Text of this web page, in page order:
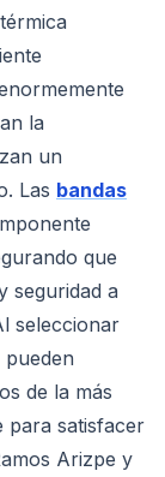
la
un
Las bandas
que
seguridad a
seleccionar
pueden
de la más
para satisfacer
Arizpe y